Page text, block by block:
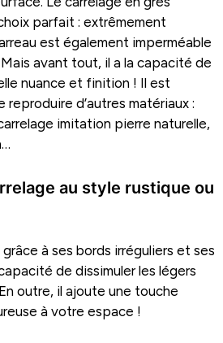
parfait : extrêmement
est également imperméable
avant tout, il a la capacité de
nuance et finition ! Il est
d’autres matériaux :
imitation pierre naturelle,
au style rustique ou
à ses bords irréguliers et ses
de dissimuler les légers
outre, il ajoute une touche
à votre espace !